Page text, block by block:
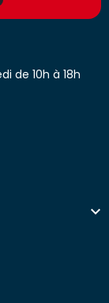
de 10h à 18h
